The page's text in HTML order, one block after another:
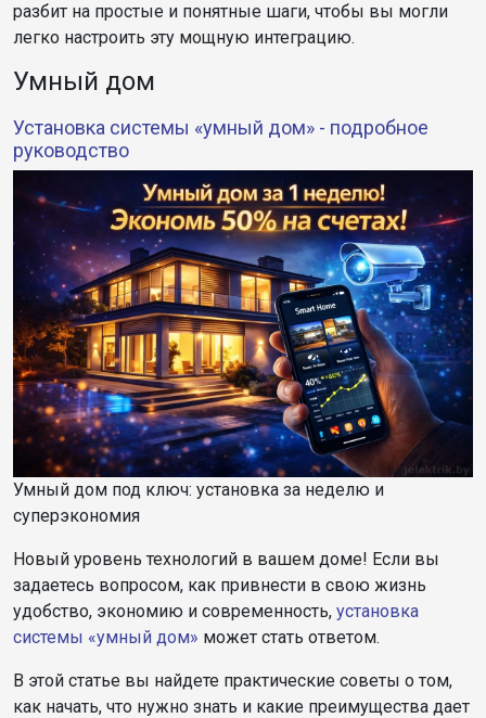
разбит на простые и понятные шаги, чтобы вы могли
легко настроить эту мощную интеграцию.
Умный дом
Установка системы «умный дом» - подробное
руководство
Умный дом под ключ: установка за неделю и
суперэкономия
Новый уровень технологий в вашем доме! Если вы
задаетесь вопросом, как привнести в свою жизнь
удобство, экономию и современность, установка
системы «умный дом» может стать ответом.
В этой статье вы найдете практические советы о том,
как начать, что нужно знать и какие преимущества дает